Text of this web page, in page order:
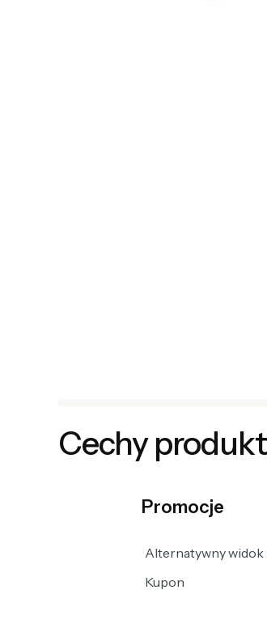
Cechy
Promocje
Alternatywny
Kupon